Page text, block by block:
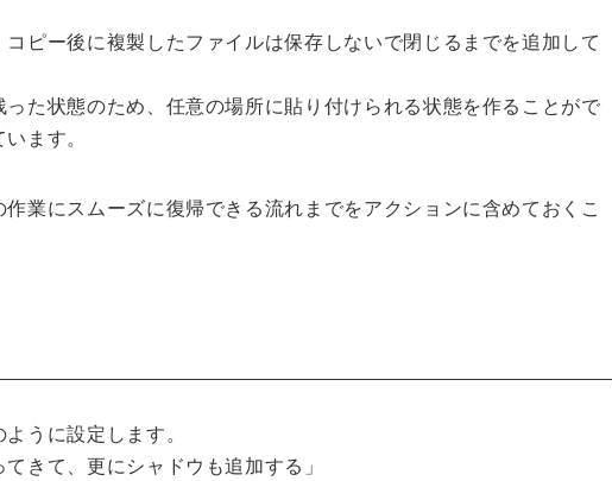
ピー後に複製したファイルは保存しないで閉じるまでを追加して
た状態のため、任意の場所に貼り付けられる状態を作ることがで
ます。
業にスムーズに復帰できる流れまでをアクションに含めておくこ
うに設定します。
きて、更にシャドウも追加する」